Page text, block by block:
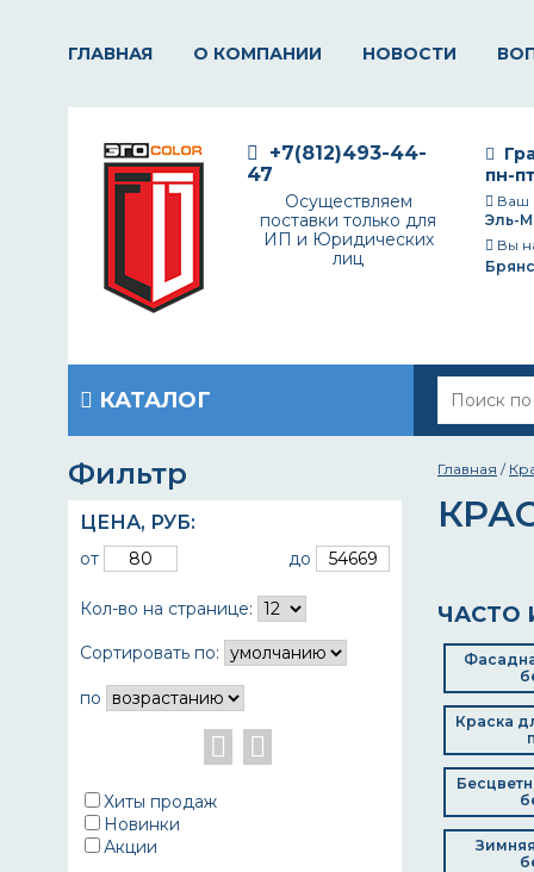
ГЛАВНАЯ О КОМПАНИИ НОВОСТИ
пн-
Ваш
Эль-
Вы
+7(812)493-44-
47
Осуществляем
поставки только для
ИП и Юридических
лиц
КАТАЛОГ
Фильтр
ЦЕНА, РУБ:
от до
Кол-во на странице:
Сортировать по:
по
Хиты продаж
Новинки
Акции
Главная /
ЧАСТО
Краска